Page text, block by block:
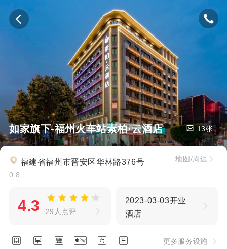
如家旗下-福州火车站素柏·云酒店 13张
福建省福州市晋安区华林路376号
0.8
地图/周边
4.3 29人点评
2023-03-03开业
酒店
      更多服务设施